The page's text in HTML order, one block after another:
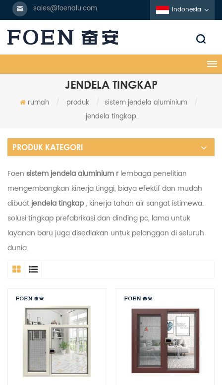
sales@foenalu.com Indonesia
JENDELA TINGKAP
rumah / produk / sistem jendela aluminium
/
jendela tingkap
PRODUK KATEGORI
Foen sistem jendela aluminium rlembaga penelitian
mengembangkan kinerja tinggi, biaya efektif dan mudah
dibuat jendela tingkap, kinerja tahan air sangat istimewa.
solusi tingkap prefabrikasi dan dinding pc, lama untuk
layanan baru juga disediakan untuk pelanggan di seluruh
dunia.